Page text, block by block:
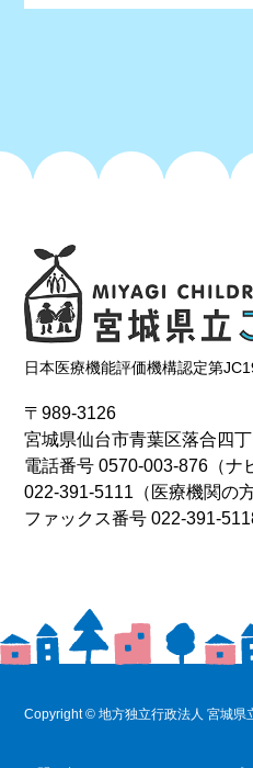
日本医療機能評価機構認定第
〒989-3126
宮城県仙台市青葉区落合四
電話番号0570-003-876 （
022-391-5111 （医療機関の
ファックス番号 022-391-
Copyright © 地方独立行政法人 宮城県